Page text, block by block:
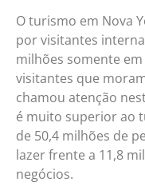
O turismo em Nova
por visitantes
milhões somente
visitantes que
chamou atenção
é muito superior ao
de 50,4 milhões de
lazer frente a 11,8
negócios.